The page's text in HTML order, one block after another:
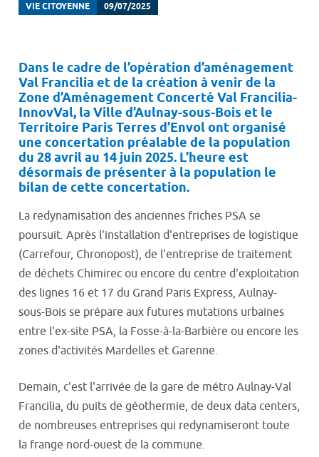
VIE CITOYENNE 09/07/2025
Dans le cadre de l’opération d’aménagement
Val Francilia et de la création à venir de la
Zone d’Aménagement Concerté Val Francilia-
InnovVal, la Ville d’Aulnay-sous-Bois et le
Territoire Paris Terres d’Envol ont organisé
une concertation préalable de la population
du 28 avril au 14 juin 2025. L’heure est
désormais de présenter à la population le
bilan de cette concertation.
La redynamisation des anciennes friches PSA se
poursuit. Après l'installation d'entreprises de logistique
(Carrefour, Chronopost), de l'entreprise de traitement
de déchets Chimirec ou encore du centre d'exploitation
des lignes 16 et 17 du Grand Paris Express, Aulnay-
sous-Bois se prépare aux futures mutations urbaines
entre l'ex-site PSA, la Fosse-à-la-Barbière ou encore les
zones d'activités Mardelles et Garenne.
Demain, c'est l'arrivée de la gare de métro Aulnay-Val
Francilia, du puits de géothermie, de deux data centers,
de nombreuses entreprises qui redynamiseront toute
la frange nord-ouest de la commune.